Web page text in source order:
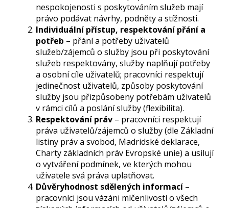
nespokojenosti s poskytováním služeb mají
právo podávat návrhy, podněty a stížnosti.
Individuální přístup, respektování přání a
potřeb – přání a potřeby uživatelů
služeb/zájemců o služby jsou při poskytování
služeb respektovány, služby naplňují potřeby
a osobní cíle uživatelů; pracovníci respektují
jedinečnost uživatelů, způsoby poskytování
služby jsou přizpůsobeny potřebám uživatelů
v rámci cílů a poslání služby (flexibilita).
Respektování práv – pracovníci respektují
práva uživatelů/zájemců o služby (dle Základní
listiny práv a svobod, Madridské deklarace,
Charty základních práv Evropské unie) a usilují
o vytváření podmínek, ve kterých mohou
uživatele svá práva uplatňovat.
Důvěryhodnost sdělených informací –
pracovníci jsou vázáni mlčenlivostí o všech